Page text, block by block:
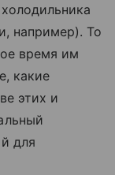
например). То
время им
какие
этих и
для